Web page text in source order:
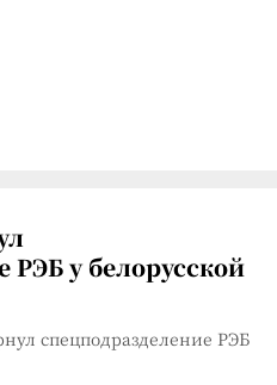
РЭБ у белорусской
спецподразделение РЭБ